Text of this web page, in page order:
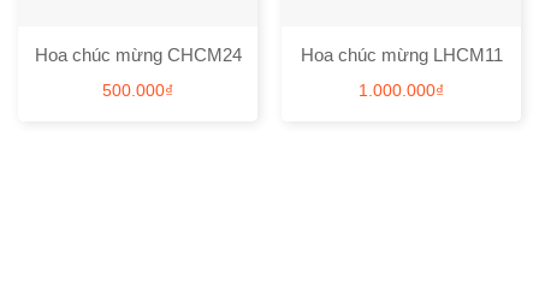
Hoa chúc mừng CHCM24
500.000₫
Hoa chúc mừng LHCM11
1.000.000₫